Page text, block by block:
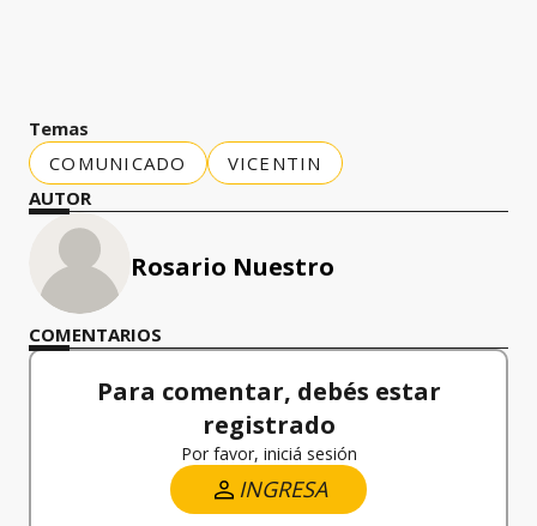
Temas
COMUNICADO
VICENTIN
AUTOR
Rosario Nuestro
COMENTARIOS
Para comentar, debés estar
registrado
Por favor, iniciá sesión
INGRESA